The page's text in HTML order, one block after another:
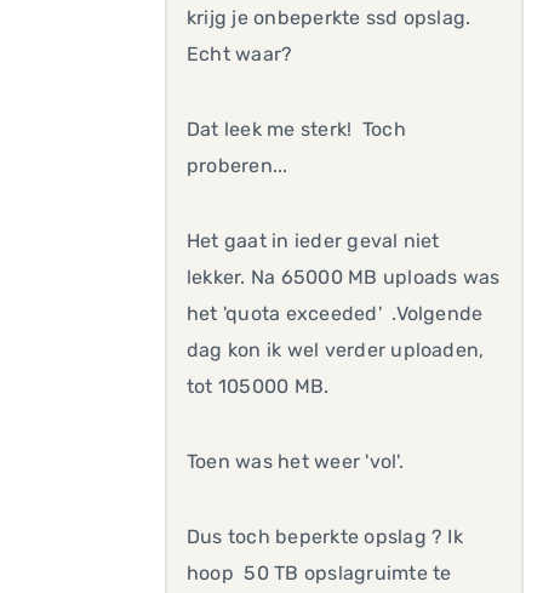
krijg je onbeperkte ssd opslag.
Echt waar?
Dat leek me sterk! Toch
proberen...
Het gaat in ieder geval niet
lekker. Na 65000 MB uploads was
het 'quota exceeded' .Volgende
dag kon ik wel verder uploaden,
tot 105000 MB.
Toen was het weer 'vol'.
Dus toch beperkte opslag ? Ik
hoop 50 TB opslagruimte te